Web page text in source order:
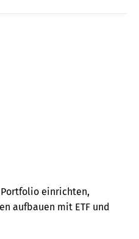
einrichten,
aufbauen mit ETF und